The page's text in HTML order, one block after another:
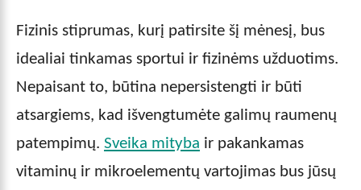
Fizinis stiprumas, kurį patirsite šį mėnesį, bus
idealiai tinkamas sportui ir fizinėms užduotims.
Nepaisant to, būtina nepersistengti ir būti
atsargiems, kad išvengtumėte galimų raumenų
patempimų. Sveika mityba ir pakankamas
vitaminų ir mikroelementų vartojimas bus jūsų